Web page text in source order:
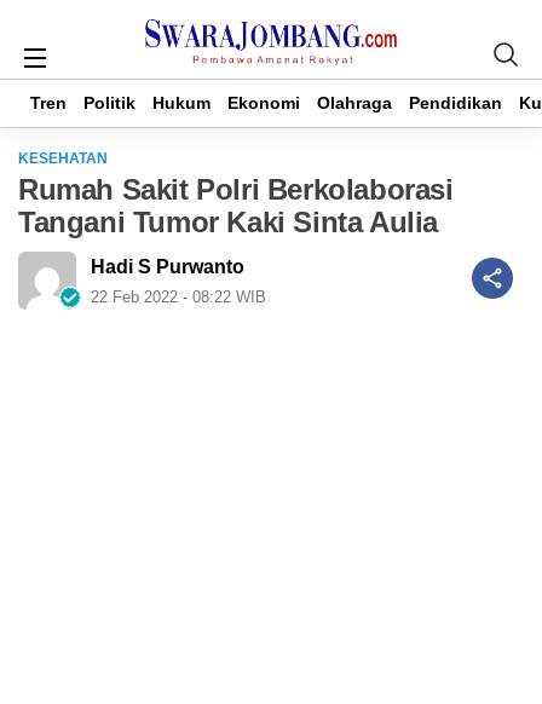
Tren Politik Hukum Ekonomi Olahraga Pendidikan
Tren Politik Hukum Ekonomi Olahraga Pendidikan
KESEHATAN
Rumah Sakit Polri Berkolaborasi
Tangani Tumor Kaki Sinta Aulia
Hadi S Purwanto
22 Feb 2022 - 08:22 WIB